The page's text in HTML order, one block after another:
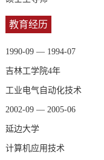
教育经历
1990-09 — 1994-07
吉林工学院4年
工业电气自动化技术
2002-09 — 2005-06
延边大学
计算机应用技术